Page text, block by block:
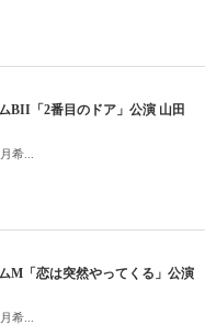
BII「2番目のドア」公演 山田
希...
M「恋は突然やってくる」公演
希...